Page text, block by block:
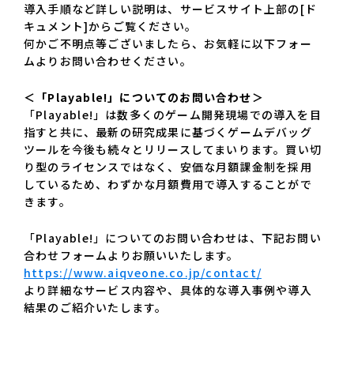
導入手順など詳しい説明は、サービスサイト上部の[ド
キュメント]からご覧ください。
何かご不明点等ございましたら、お気軽に以下フォー
ムよりお問い合わせください。
＜「Playable!」についてのお問い合わせ＞
「Playable!」は数多くのゲーム開発現場での導入を目
指すと共に、最新の研究成果に基づくゲームデバッグ
ツールを今後も続々とリリースしてまいります。買い切
り型のライセンスではなく、安価な月額課金制を採用
しているため、わずかな月額費用で導入することがで
きます。
「Playable!」についてのお問い合わせは、下記お問い
合わせフォームよりお願いいたします。
https://www.aiqveone.co.jp/contact/
より詳細なサービス内容や、具体的な導入事例や導入
結果のご紹介いたします。